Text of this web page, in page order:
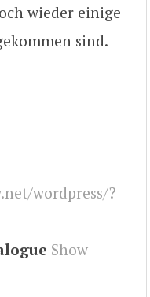
wieder einige
sind.
wordpress/?
Show